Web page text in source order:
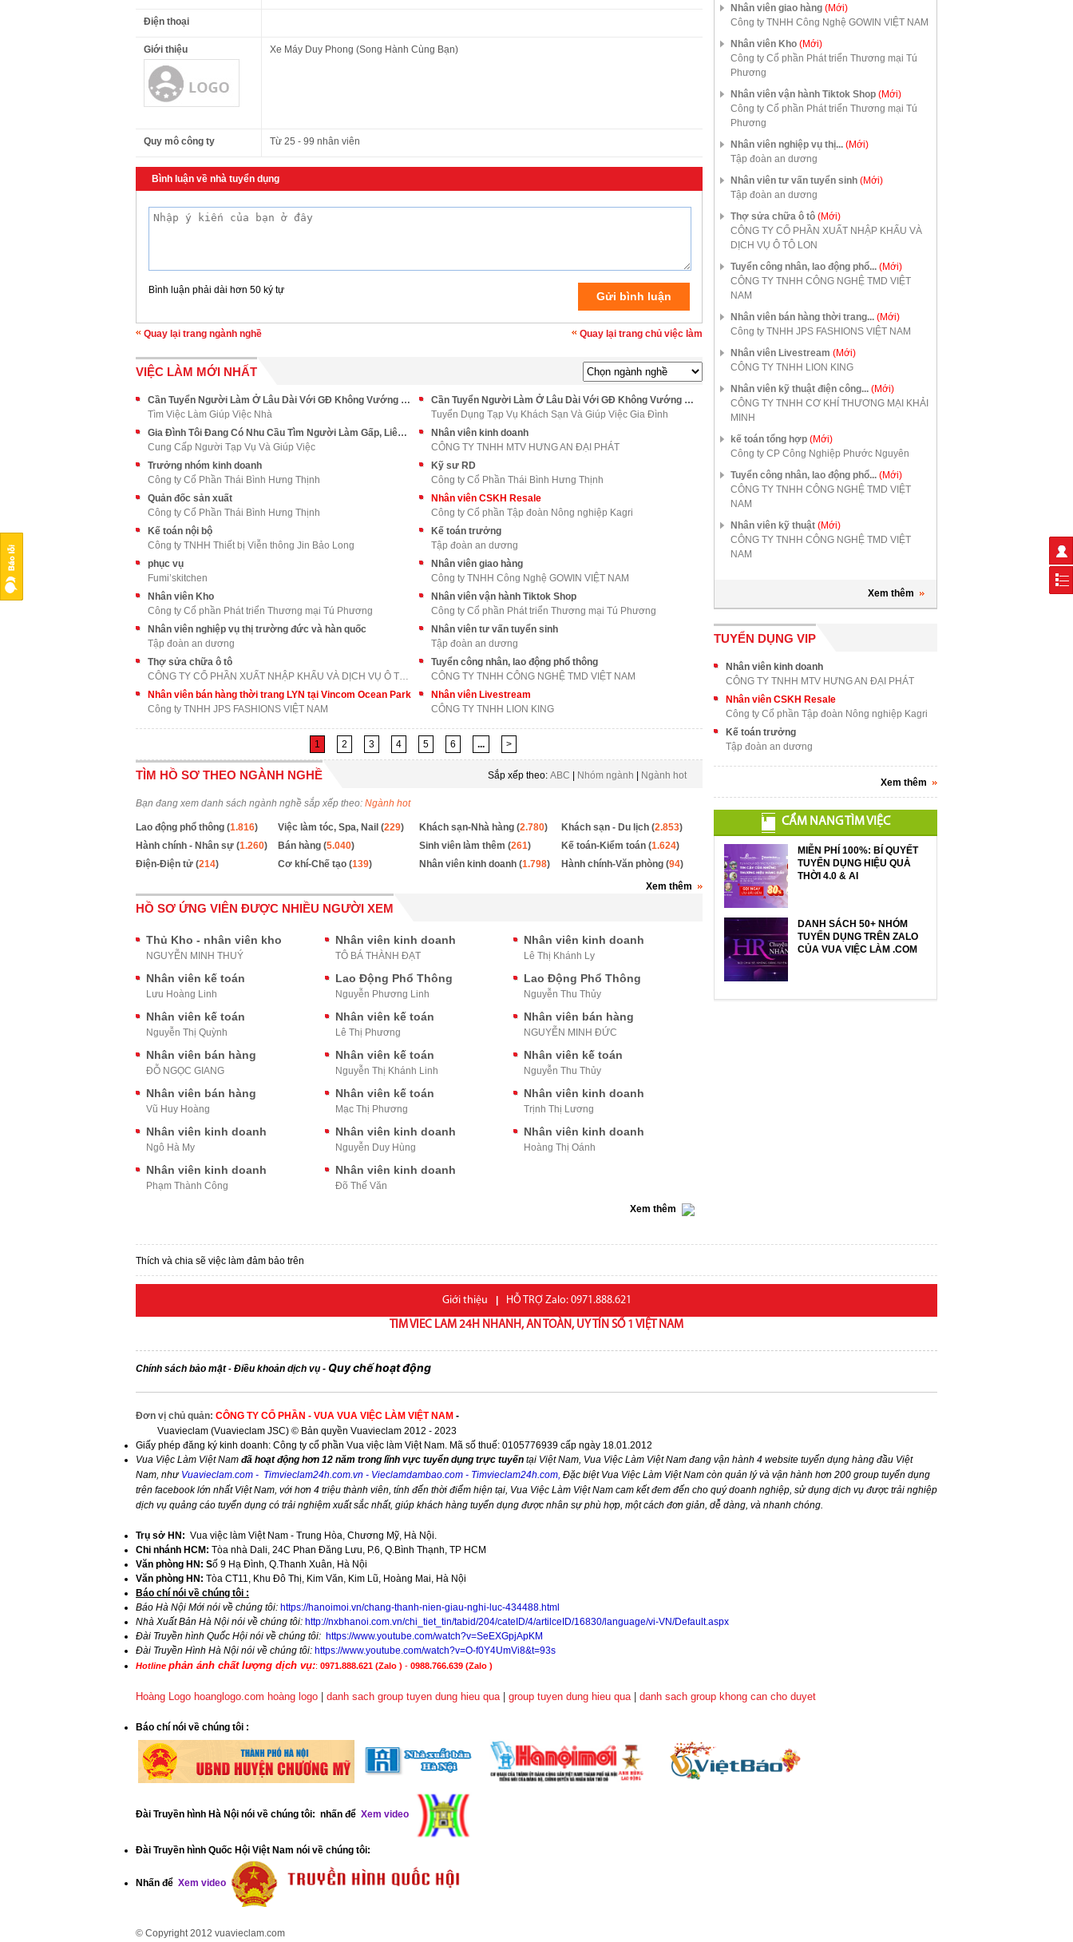
Điện thoại
Giới thiệu Xe Máy Duy Phong (Song Hành Cùng Bạn)
Quy mô công ty Từ 25 - 99 nhân viên
Bình luận về nhà tuyển dụng
Bình luận phải dài hơn 50 ký tự
Quay lại trang ngành nghề Quay lại trang chủ việc làm
VIỆC LÀM MỚI NHẤT
Cần Tuyển Người Làm Ở Lâu Dài Với GĐ Không Vướng Bận Quá Nhiều
Tìm Việc Làm Giúp Việc Nhà
Cần Tuyển Người Làm Ở Lâu Dài Với GĐ Không Vướng Bận Và Ít Xin Nghỉ
Tuyển Dụng Tạp Vụ Khách Sạn Và Giúp Việc Gia Đình
Gia Đình Tôi Đang Có Nhu Cầu Tìm Người Làm Gấp, Liên Hệ Ngay
Cung Cấp Người Tạp Vụ Và Giúp Việc
Nhân viên kinh doanh
CÔNG TY TNHH MTV HƯNG AN ĐẠI PHÁT
Trưởng nhóm kinh doanh
Công ty Cổ Phần Thái Bình Hưng Thịnh
Kỹ sư RD
Công ty Cổ Phần Thái Bình Hưng Thịnh
Quản đốc sản xuất
Công ty Cổ Phần Thái Bình Hưng Thịnh
Nhân viên CSKH Resale
Công ty Cổ phần Tập đoàn Nông nghiệp Kagri
Kế toán nội bộ
Công ty TNHH Thiết bị Viễn thông Jin Bảo Long
Kế toán trưởng
Tập đoàn an dương
phục vụ
Fumi’skitchen
Nhân viên giao hàng
Công ty TNHH Công Nghệ GOWIN VIỆT NAM
Nhân viên Kho
Công ty Cổ phần Phát triển Thương mại Tú Phương
Nhân viên vận hành Tiktok Shop
Công ty Cổ phần Phát triển Thương mại Tú Phương
Nhân viên nghiệp vụ thị trường đức và hàn quốc
Tập đoàn an dương
Nhân viên tư vấn tuyển sinh
Tập đoàn an dương
Thợ sửa chữa ô tô
CÔNG TY CỔ PHẦN XUẤT NHẬP KHẨU VÀ DỊCH VỤ Ô TÔ LON
Tuyển công nhân, lao động phổ thông
CÔNG TY TNHH CÔNG NGHỆ TMD VIỆT NAM
Nhân viên bán hàng thời trang LYN tại Vincom Ocean Park
Công ty TNHH JPS FASHIONS VIỆT NAM
Nhân viên Livestream
CÔNG TY TNHH LION KING
1 2 3 4 5 6 ... >
TÌM HỒ SƠ THEO NGÀNH NGHỀ Sắp xếp theo: ABC Nhóm ngành Ngành hot
Bạn đang xem danh sách ngành nghề sắp xếp theo: Ngành hot
Lao động phổ thông (1.816) Việc làm tóc, Spa, Nail (229) Khách sạn-Nhà hàng (2.780) Khách sạn - Du lịch (2.853)
Hành chính - Nhân sự (1.260) Bán hàng (5.040) Sinh viên làm thêm (261) Kế toán-Kiểm toán (1.624)
Điện-Điện tử (214) Cơ khí-Chế tạo (139) Nhân viên kinh doanh (1.798) Hành chính-Văn phòng (94)
Xem thêm
HỒ SƠ ỨNG VIÊN ĐƯỢC NHIỀU NGƯỜI XEM
Thủ Kho - nhân viên kho
NGUYỄN MINH THUÝ
Nhân viên kinh doanh
TÔ BÁ THÀNH ĐẠT
Nhân viên kinh doanh
Lê Thị Khánh Ly
Nhân viên kế toán
Lưu Hoàng Linh
Lao Động Phổ Thông
Nguyễn Phương Linh
Lao Động Phổ Thông
Nguyễn Thu Thủy
Nhân viên kế toán
Nguyễn Thị Quỳnh
Nhân viên kế toán
Lê Thị Phương
Nhân viên bán hàng
NGUYỄN MINH ĐỨC
Nhân viên bán hàng
ĐỖ NGỌC GIANG
Nhân viên kế toán
Nguyễn Thị Khánh Linh
Nhân viên kế toán
Nguyễn Thu Thủy
Nhân viên bán hàng
Vũ Huy Hoàng
Nhân viên kế toán
Mạc Thị Phương
Nhân viên kinh doanh
Trịnh Thị Lương
Nhân viên kinh doanh
Ngô Hà My
Nhân viên kinh doanh
Nguyễn Duy Hùng
Nhân viên kinh doanh
Hoàng Thị Oánh
Nhân viên kinh doanh
Phạm Thành Công
Nhân viên kinh doanh
Đõ Thế Văn
Xem thêm
Nhân viên giao hàng (Mới)
Công ty TNHH Công Nghệ GOWIN VIỆT NAM
Nhân viên Kho (Mới)
Công ty Cổ phần Phát triển Thương mại Tú
Phương
Nhân viên vận hành Tiktok Shop (Mới)
Công ty Cổ phần Phát triển Thương mại Tú
Phương
Nhân viên nghiệp vụ thị... (Mới)
Tập đoàn an dương
Nhân viên tư vấn tuyển sinh (Mới)
Tập đoàn an dương
Thợ sửa chữa ô tô (Mới)
CÔNG TY CỔ PHẦN XUẤT NHẬP KHẨU VÀ
DỊCH VỤ Ô TÔ LON
Tuyển công nhân, lao động phổ... (Mới)
CÔNG TY TNHH CÔNG NGHỆ TMD VIỆT
NAM
Nhân viên bán hàng thời trang... (Mới)
Công ty TNHH JPS FASHIONS VIỆT NAM
Nhân viên Livestream (Mới)
CÔNG TY TNHH LION KING
Nhân viên kỹ thuật điện công... (Mới)
CÔNG TY TNHH CƠ KHÍ THƯƠNG MẠI KHẢI
MINH
kế toán tổng hợp (Mới)
Công ty CP Công Nghiệp Phước Nguyên
Tuyển công nhân, lao động phổ... (Mới)
CÔNG TY TNHH CÔNG NGHỆ TMD VIỆT
NAM
Nhân viên kỹ thuật (Mới)
CÔNG TY TNHH CÔNG NGHỆ TMD VIỆT
NAM
Xem thêm
TUYỂN DỤNG VIP
Nhân viên kinh doanh
CÔNG TY TNHH MTV HƯNG AN ĐẠI PHÁT
Nhân viên CSKH Resale
Công ty Cổ phần Tập đoàn Nông nghiệp Kagri
Kế toán trưởng
Tập đoàn an dương
Xem thêm
CẨM NANG TÌM VIỆC
MIỄN PHÍ 100%: BÍ QUYẾT
TUYỂN DỤNG HIỆU QUẢ
THỜI 4.0 & AI
DANH SÁCH 50+ NHÓM
TUYỂN DỤNG TRÊN ZALO
CỦA VUA VIỆC LÀM .COM
Thích và chia sẽ việc làm đảm bảo trên
Giới thiệu HỖ TRỢ Zalo: 0971.888.621
TIM VIEC LAM 24H NHANH, AN TOÀN, UY TÍN SỐ 1 VIỆT NAM
Chính sách bảo mật- Điều khoản dịch vụ - Quy chế hoạt động
Đơn vị chủ quản: CÔNG TY CỔ PHẦN - VUA VUA VIỆC LÀM VIỆT NAM -
Vuavieclam (Vuavieclam JSC) © Bản quyền Vuavieclam 2012 - 2023
Giấy phép đăng ký kinh doanh: Công ty cổ phần Vua việc làm Việt Nam. Mã số thuế: 0105776939 cấp ngày 18.01.2012
Vua Việc Làm Việt Nam đã hoạt động hơn 12 năm trong lĩnh vực tuyển dụng trực tuyến tại Việt Nam, Vua Việc Làm Việt Nam đang vận hành 4 website tuyển dụng hàng đầu Việt
Nam, như Vuavieclam.com - Timvieclam24h.com.vn - Vieclamdambao.com - Timvieclam24h.com, Đặc biệt Vua Việc Làm Việt Nam còn quản lý và vận hành hơn 200 group tuyển dụng
trên facebook lớn nhất Việt Nam, với hơn 4 triệu thành viên, tính đến thời điểm hiện tại, Vua Việc Làm Việt Nam cam kết đem đến cho quý doanh nghiệp, sử dụng dịch vụ được trải nghiệp
dịch vụ quảng cáo tuyển dụng có trải nghiệm xuất sắc nhất, giúp khách hàng tuyển dụng được nhân sự phù hợp, một cách đơn giản, dễ dàng, và nhanh chóng.
Trụ sở HN: Vua việc làm Việt Nam - Trung Hòa, Chương Mỹ, Hà Nội.
Chi nhánh HCM: Tòa nhà Dali, 24C Phan Đăng Lưu, P.6, Q.Bình Thạnh, TP HCM
Văn phòng HN: Số 9 Hạ Đình, Q.Thanh Xuân, Hà Nội
Văn phòng HN: Tòa CT11, Khu Đô Thị, Kim Văn, Kim Lũ, Hoàng Mai, Hà Nội
​Báo chí nói về chúng tôi :
Báo Hà Nội Mới nói về chúng tôi: https://hanoimoi.vn/chang-thanh-nien-giau-nghi-luc-434488.html
Nhà Xuất Bản Hà Nội nói về chúng tôi: http://nxbhanoi.com.vn/chi_tiet_tin/tabid/204/cateID/4/artilceID/16830/language/vi-VN/Default.aspx
Đài Truyền hình Quốc Hội nói về chúng tôi: https://www.youtube.com/watch?v=SeEXGpjApKM
Đài Truyền Hình Hà Nội nói về chúng tôi: https://www.youtube.com/watch?v=O-f0Y4UmVi8&t=93s
Hotline phản ánh chất lượng dịch vụ:: 0971.888.621 (Zalo ) - 0988.766.639 (Zalo )
Hoàng Logo hoanglogo.com hoàng logo danh sach group tuyen dung hieu qua| group tuyen dung hieu qua| danh sach group khong can cho duyet
​Báo chí nói về chúng tôi :
Đài Truyền hình Hà Nội nói về chúng tôi: nhấn để Xem video
Đài Truyền hình Quốc Hội Việt Nam nói về chúng tôi:
Nhấn để Xem video
© Copyright 2012 vuavieclam.com